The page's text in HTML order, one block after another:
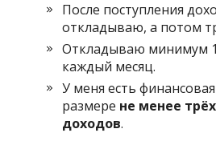
После поступления
откладываю, а потом
Откладываю минимум
каждый месяц.
У меня есть
размере не менее
доходов.